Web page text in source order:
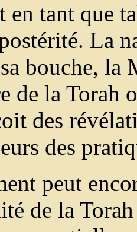
en tant que
La
bouche, la
de la Torah
des
des
peut
de la